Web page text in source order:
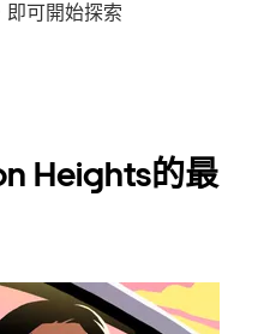
可開始探索
Heights的最